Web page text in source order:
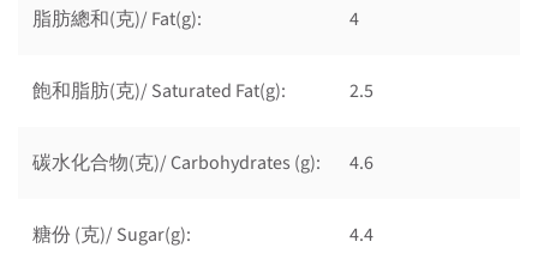
脂肪總和(克)/ Fat(g): 4
飽和脂肪(克)/ Saturated Fat(g): 2.5
碳水化合物(克)/ Carbohydrates (g): 4.6
糖份 (克)/ Sugar(g): 4.4